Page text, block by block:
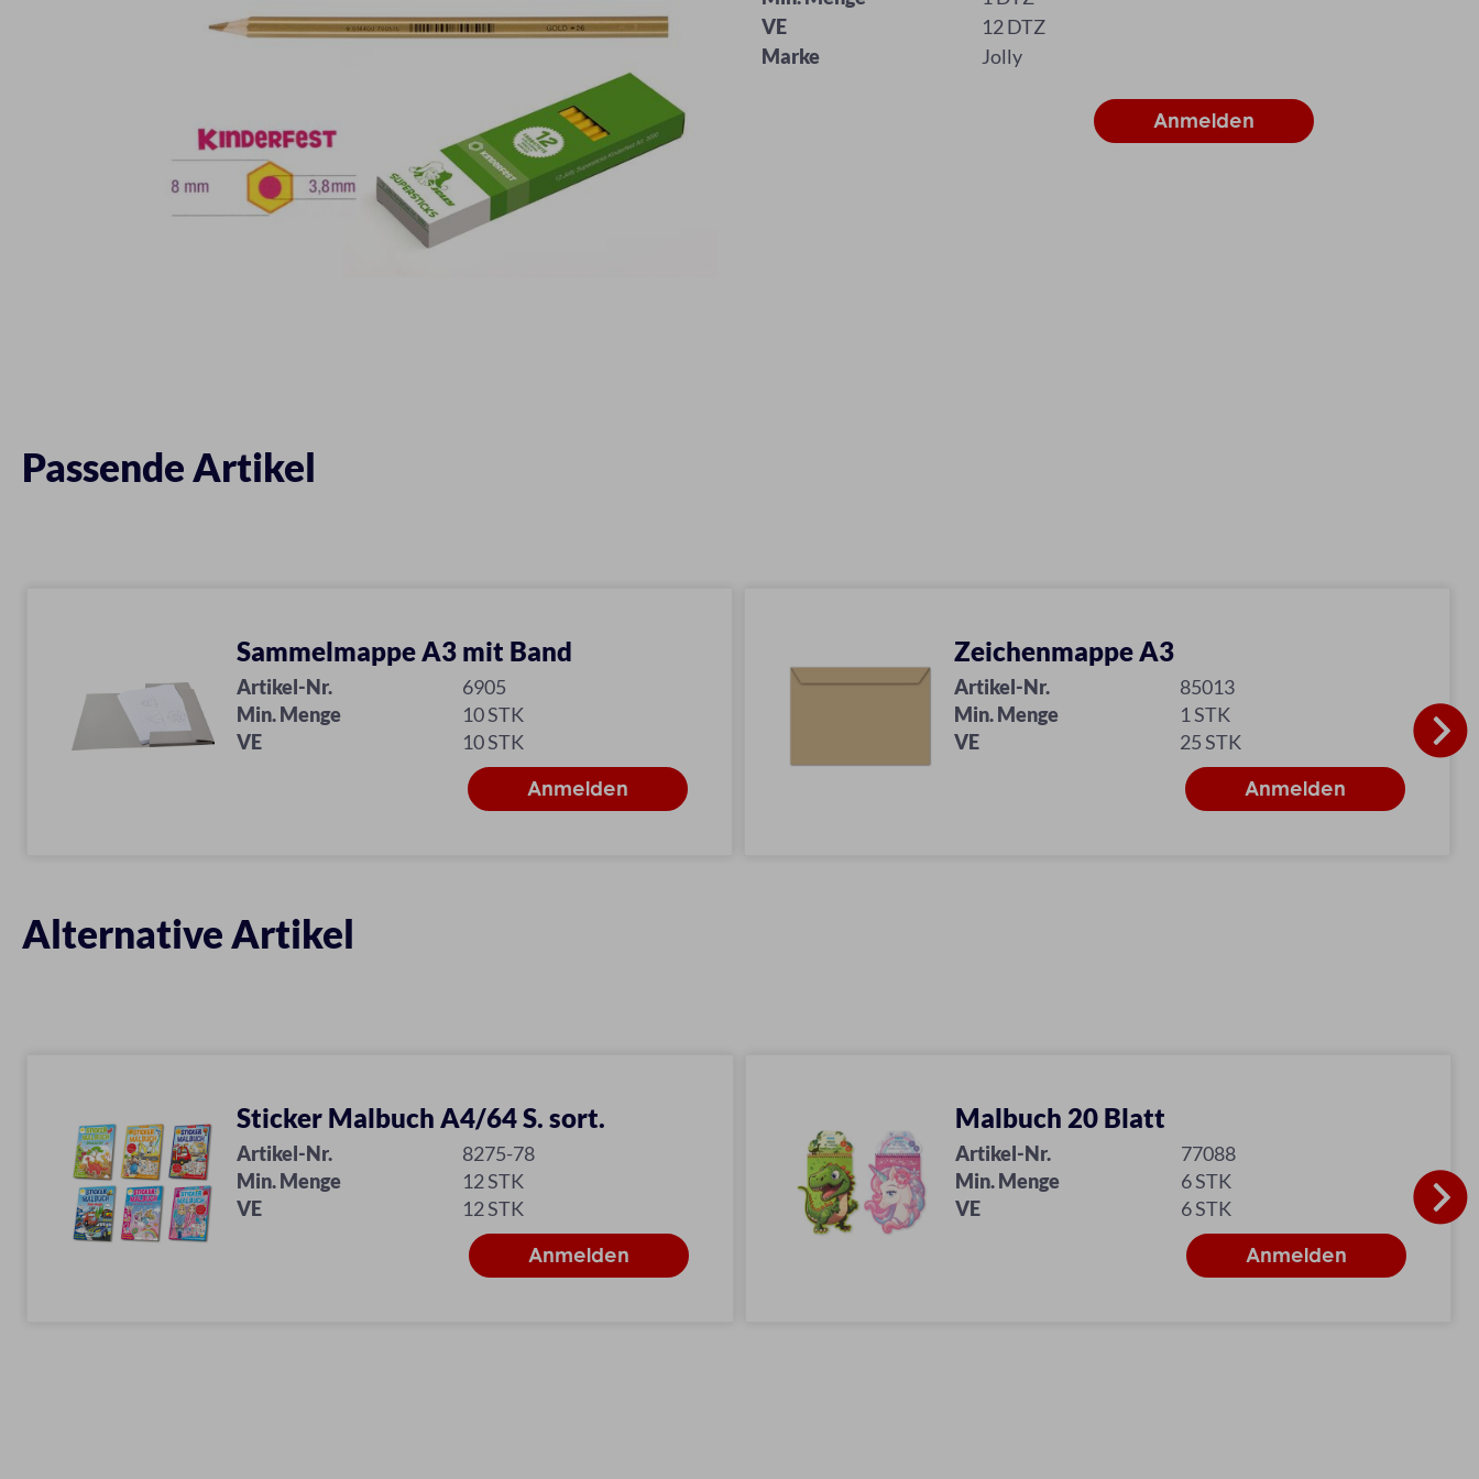
VE
12 DTZ
Marke
Jolly
Passende Artikel
Sammelmappe A3 mit Band
Artikel-Nr.
6905
Min. Menge
10 STK
VE
10 STK
Zeichenmappe A3
Artikel-Nr.
85013
Min. Menge
1 STK
VE
25 STK
Alternative Artikel
Sticker Malbuch A4/64 S. sort.
Artikel-Nr.
8275-78
Min. Menge
12 STK
VE
12 STK
Malbuch 20 Blatt
Artikel-Nr.
77088
Min. Menge
6 STK
VE
6 STK